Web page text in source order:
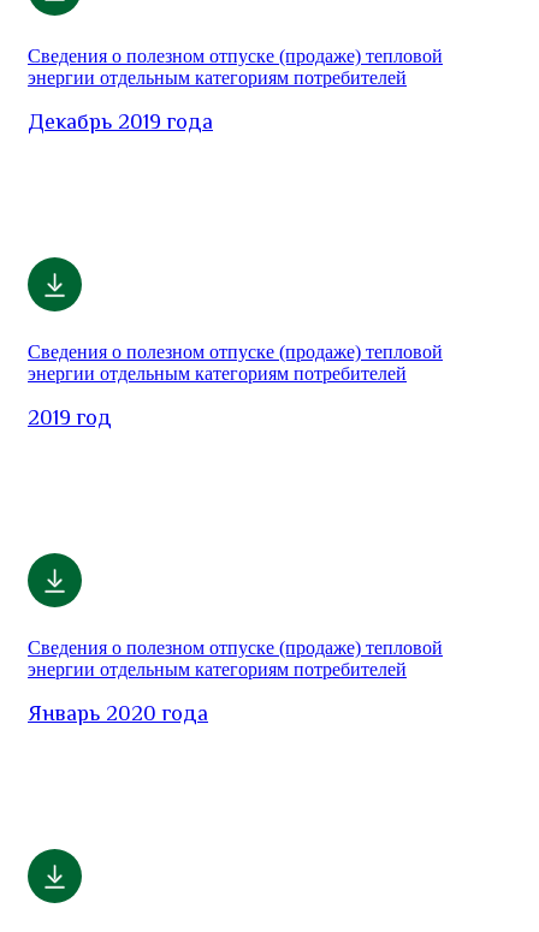
Сведения о полезном отпуске (продаже) тепловой
энергии отдельным категориям потребителей
Декабрь 2019 года
Сведения о полезном отпуске (продаже) тепловой
энергии отдельным категориям потребителей
2019 год
Сведения о полезном отпуске (продаже) тепловой
энергии отдельным категориям потребителей
Январь 2020 года